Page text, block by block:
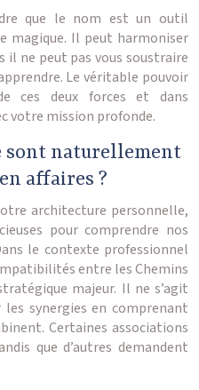
que le nom est un outil
magique. Il peut harmoniser
ne peut pas vous soustraire
Le véritable pouvoir
ces deux forces et dans
votre mission profonde.
sont naturellement
affaires ?
architecture personnelle,
pour comprendre nos
le contexte professionnel
entre les Chemins
majeur. Il ne s’agit
les synergies en comprenant
Certaines associations
que d’autres demandent